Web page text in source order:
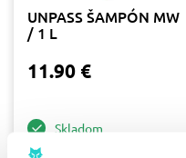
UNPASS ŠAMPÓN MW
/ 1 L
11.90 €
Skladom